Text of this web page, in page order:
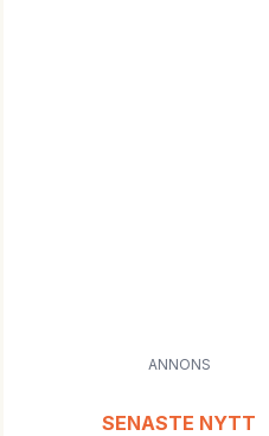
ANNONS
SENASTE NYTT